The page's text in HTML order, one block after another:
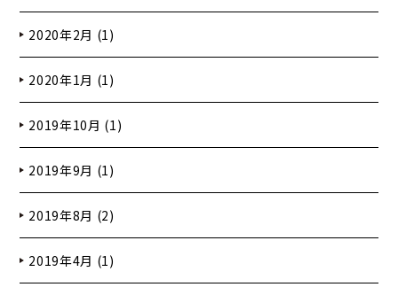
2020年2月 (1)
2020年1月 (1)
2019年10月 (1)
2019年9月 (1)
2019年8月 (2)
2019年4月 (1)